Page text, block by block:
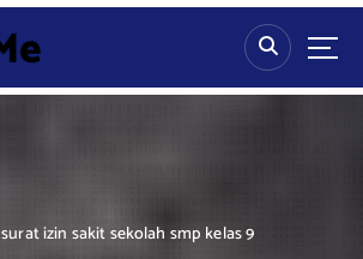
surat izin sakit sekolah smp kelas 9